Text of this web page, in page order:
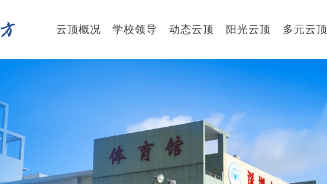
方 云顶概况 学校领导 动态云顶 阳光云顶 多元云顶